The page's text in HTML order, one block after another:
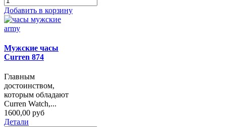
Добавить в корзину
Мужские часы
Curren 874
Главным
достоинством,
которым обладают
Curren Watch,...
1600,00 руб
Детали